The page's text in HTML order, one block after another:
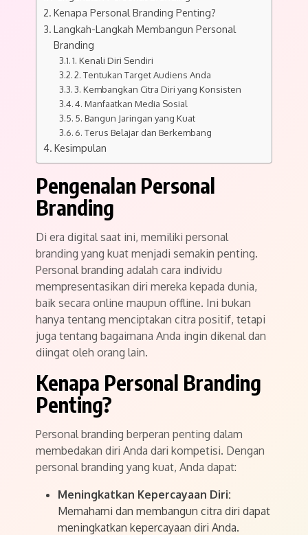
Kenapa Personal Branding Penting?
Langkah-Langkah Membangun Personal
Branding
1. Kenali Diri Sendiri
2. Tentukan Target Audiens Anda
3. Kembangkan Citra Diri yang Konsisten
4. Manfaatkan Media Sosial
5. Bangun Jaringan yang Kuat
6. Terus Belajar dan Berkembang
Kesimpulan
Pengenalan Personal
Branding
Di era digital saat ini, memiliki personal
branding yang kuat menjadi semakin penting.
Personal branding adalah cara individu
mempresentasikan diri mereka kepada dunia,
baik secara online maupun offline. Ini bukan
hanya tentang menciptakan citra positif, tetapi
juga tentang bagaimana Anda ingin dikenal dan
diingat oleh orang lain.
Kenapa Personal Branding
Penting?
Personal branding berperan penting dalam
membedakan diri Anda dari kompetisi. Dengan
personal branding yang kuat, Anda dapat:
Meningkatkan Kepercayaan Diri:
Memahami dan membangun citra diri dapat
meningkatkan kepercayaan diri Anda.